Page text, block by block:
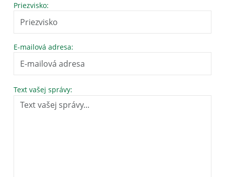
Priezvisko:
E-mailová adresa:
Text vašej správy: